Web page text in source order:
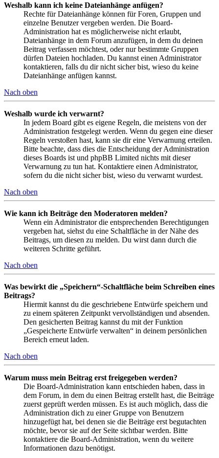
Weshalb kann ich keine Dateianhänge anfügen?
Rechte für Dateianhänge können für Foren, Gruppen und
einzelne Benutzer vergeben werden. Die Board-
Administration hat es möglicherweise nicht erlaubt,
Dateianhänge in dem Forum anzufügen, in dem du deinen
Beitrag verfassen möchtest, oder nur bestimmte Gruppen
dürfen Dateien hochladen. Du kannst einen Administrator
kontaktieren, falls du dir nicht sicher bist, wieso du keine
Dateianhänge anfügen kannst.
Nach oben
Weshalb wurde ich verwarnt?
In jedem Board gibt es eigene Regeln, die meistens von der
Administration festgelegt werden. Wenn du gegen eine dieser
Regeln verstoßen hast, kann sie dir eine Verwarnung erteilen.
Bitte beachte, dass dies die Entscheidung der Administration
dieses Boards ist und phpBB Limited nichts mit dieser
Verwarnung zu tun hat. Kontaktiere einen Administrator,
sofern du die nicht sicher bist, wieso du verwarnt wurdest.
Nach oben
Wie kann ich Beiträge den Moderatoren melden?
Wenn ein Administrator die entsprechenden Berechtigungen
vergeben hat, siehst du eine Schaltfläche in der Nähe des
Beitrags, um diesen zu melden. Du wirst dann durch die
weiteren Schritte geführt.
Nach oben
Was bewirkt die „Speichern“-Schaltfläche beim Schreiben eines
Beitrags?
Hiermit kannst du die geschriebene Entwürfe speichern und
zu einem späteren Zeitpunkt vervollständigen und absenden.
Den gesicherten Beitrag kannst du mit der Funktion
„Gespeicherte Entwürfe verwalten“ in deinem persönlichen
Bereich erneut laden.
Nach oben
Warum muss mein Beitrag erst freigegeben werden?
Die Board-Administration kann entschieden haben, dass in
dem Forum, in dem du einen Beitrag erstellt hast, die Beiträge
zuerst geprüft werden müssen. Es ist auch möglich, dass die
Administration dich zu einer Gruppe von Benutzern
hinzugefügt hat, bei denen sie die Beiträge erst begutachten
möchte, bevor sie auf der Seite sichtbar werden. Bitte
kontaktiere die Board-Administration, wenn du weitere
Informationen dazu benötigst.